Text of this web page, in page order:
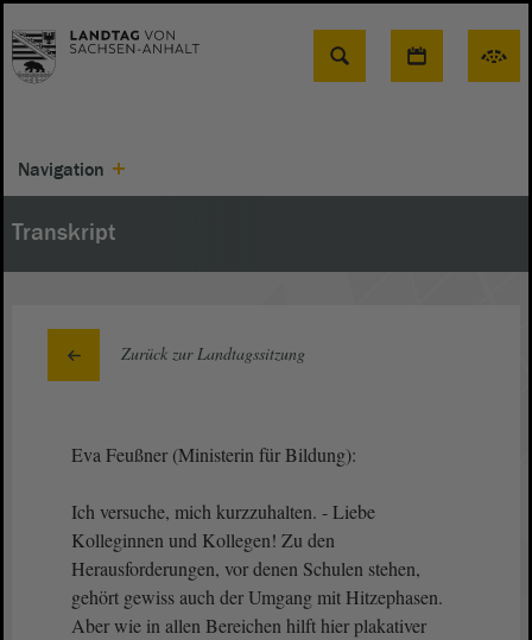
Suche
Navigation
Transkript
Zurück zur Landtagssitzung
Eva Feußner (Ministerin für Bildung):
Ich versuche, mich kurzzuhalten. - Liebe
Kolleginnen und Kollegen! Zu den
Herausforderungen, vor denen Schulen stehen,
gehört gewiss auch der Umgang mit Hitzephasen.
Aber wie in allen Bereichen hilft hier plakativer